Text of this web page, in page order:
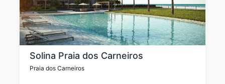
Solina Praia dos Carneiros
Praia dos Carneiros